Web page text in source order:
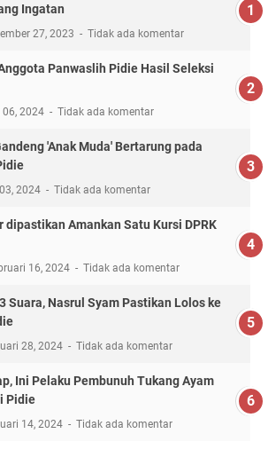
Ingatan
27, 2023 Tidak ada komentar
Panwaslih Pidie Hasil Seleksi
2024 Tidak ada komentar
'Anak Muda' Bertarung pada
2024 Tidak ada komentar
dipastikan Amankan Satu Kursi DPRK
16, 2024 Tidak ada komentar
Suara, Nasrul Syam Pastikan Lolos ke
28, 2024 Tidak ada komentar
Ini Pelaku Pembunuh Tukang Ayam
Pidie
14, 2024 Tidak ada komentar